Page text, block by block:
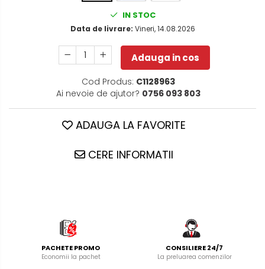
IN STOC
Data de livrare: Vineri, 14.08.2026
Adauga in cos
Cod Produs: C1128963
Ai nevoie de ajutor? 0756 093 803
ADAUGA LA FAVORITE
CERE INFORMATII
PACHETE PROMO
Economii la pachet
CONSILIERE 24/7
La preluarea comenzilor